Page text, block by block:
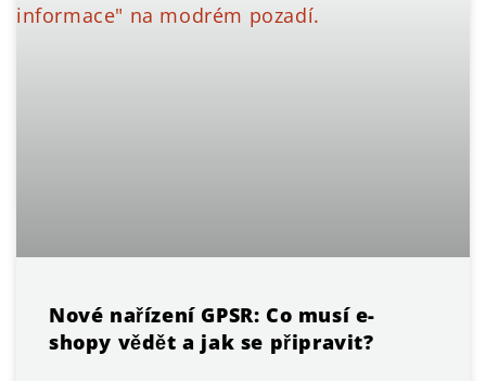
Nové nařízení GPSR: Co musí e-
shopy vědět a jak se připravit?